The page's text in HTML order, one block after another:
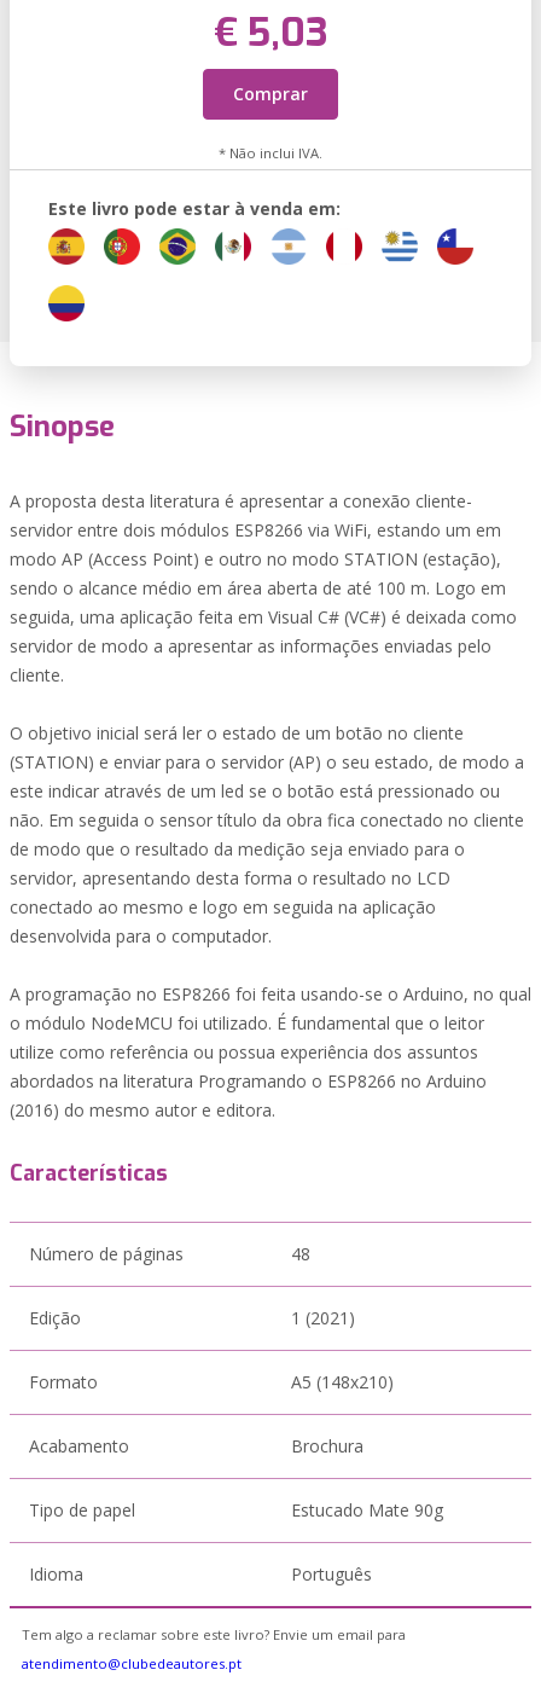
€ 5,03
Comprar
* Não inclui IVA.
Este livro pode estar à venda em:
Sinopse
A proposta desta literatura é apresentar a conexão cliente-
servidor entre dois módulos ESP8266 via WiFi, estando um em
modo AP (Access Point) e outro no modo STATION (estação),
sendo o alcance médio em área aberta de até 100 m. Logo em
seguida, uma aplicação feita em Visual C# (VC#) é deixada como
servidor de modo a apresentar as informações enviadas pelo
cliente.
O objetivo inicial será ler o estado de um botão no cliente
(STATION) e enviar para o servidor (AP) o seu estado, de modo a
este indicar através de um led se o botão está pressionado ou
não. Em seguida o sensor título da obra fica conectado no cliente
de modo que o resultado da medição seja enviado para o
servidor, apresentando desta forma o resultado no LCD
conectado ao mesmo e logo em seguida na aplicação
desenvolvida para o computador.
A programação no ESP8266 foi feita usando-se o Arduino, no qual
o módulo NodeMCU foi utilizado. É fundamental que o leitor
utilize como referência ou possua experiência dos assuntos
abordados na literatura Programando o ESP8266 no Arduino
(2016) do mesmo autor e editora.
Características
Número de páginas 48
Edição 1 (2021)
Formato A5 (148x210)
Acabamento Brochura
Tipo de papel Estucado Mate 90g
Idioma Português
Tem algo a reclamar sobre este livro? Envie um email para
atendimento@clubedeautores.pt